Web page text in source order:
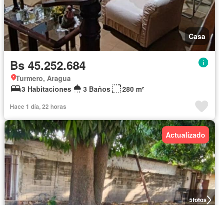
Casa
Bs 45.252.684
Turmero, Aragua
3 Habitaciones
3 Baños 280 m²
Hace 1 día, 22 horas
5fotos
Actualizado